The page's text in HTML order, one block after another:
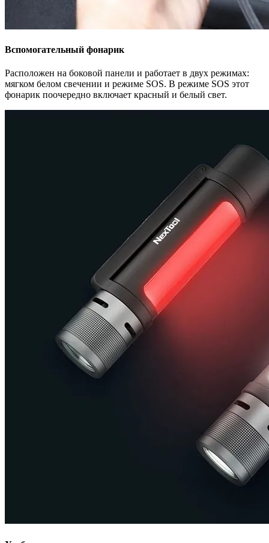
Вспомогательный фонарик
Расположен на боковой панели и работает в двух режимах:
мягком белом свечении и режиме SOS. В режиме SOS этот
фонарик поочередно включает красный и белый свет.